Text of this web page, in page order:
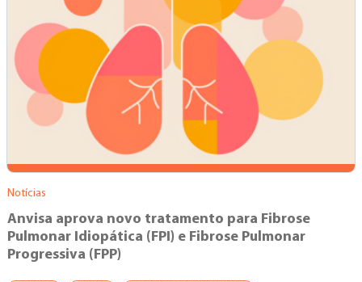
Notícias
Anvisa aprova novo tratamento para Fibrose
Pulmonar Idiopática (FPI) e Fibrose Pulmonar
Progressiva (FPP)